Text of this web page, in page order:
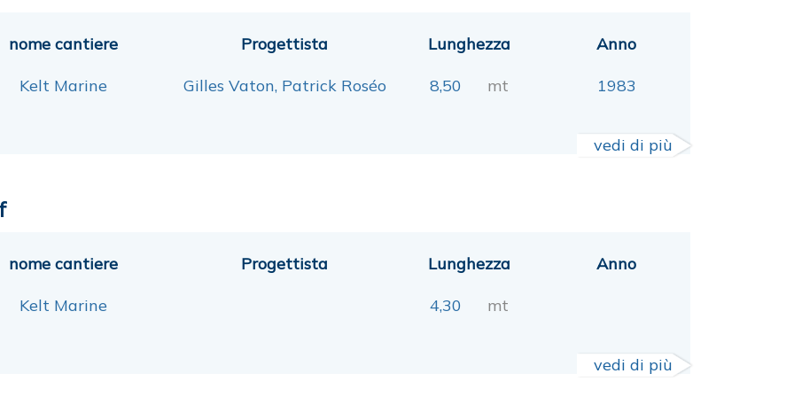
nome cantiere
Kelt Marine
Progettista
Gilles Vaton, Patrick Roséo
Lunghezza
8,50 mt
Anno
1983
vedi di più
nome cantiere
Kelt Marine
Progettista Lunghezza
4,30 mt
Anno
vedi di più